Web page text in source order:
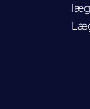
For at give
Nødvendig